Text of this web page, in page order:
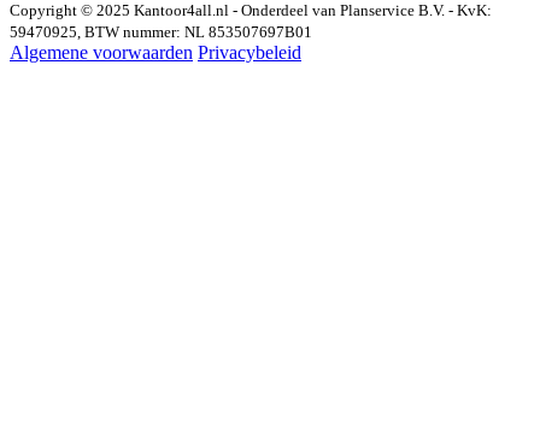
Copyright © 2025 Kantoor4all.nl - Onderdeel van Planservice B.V. - KvK:
59470925, BTW nummer: NL 853507697B01
Algemene voorwaarden Privacybeleid